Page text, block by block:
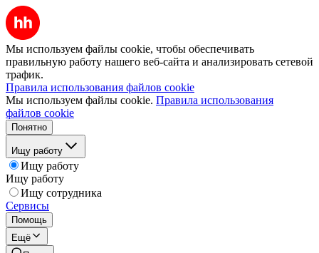
Мы используем файлы cookie, чтобы обеспечивать
правильную работу нашего веб-сайта и анализировать сетевой
трафик.
Правила использования файлов cookie
Мы используем файлы cookie. Правила использования
файлов cookie
Понятно
Ищу работу
Ищу работу
Ищу работу
Ищу сотрудника
Сервисы
Помощь
Ещё